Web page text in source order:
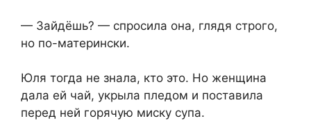
— Зайдёшь? — спросила она, глядя строго,
но по-матерински.
Юля тогда не знала, кто это. Но женщина
дала ей чай, укрыла пледом и поставила
перед ней горячую миску супа.